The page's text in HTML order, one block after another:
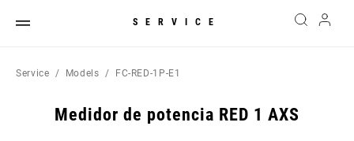
SERVICE
Service Models FC-RED-1P-E1
Medidor de potencia RED 1 AXS